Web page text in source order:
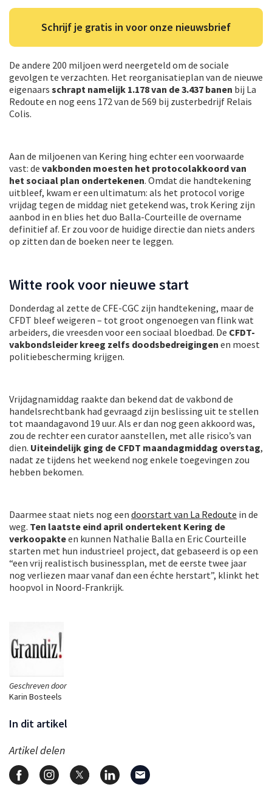
Geschreven door
Karin Bosteels
In dit artikel
Artikel delen
Schrijf je gratis in voor onze nieuwsbrief
De andere 200 miljoen werd neergeteld om de sociale
gevolgen te verzachten. Het reorganisatieplan van de nieuwe
eigenaars schrapt namelijk 1.178 van de 3.437 banen bij La
Redoute en nog eens 172 van de 569 bij zusterbedrijf Relais
Colis.
Aan de miljoenen van Kering hing echter een voorwaarde
vast: de vakbonden moesten het protocolakkoord van
het sociaal plan ondertekenen. Omdat die handtekening
uitbleef, kwam er een ultimatum: als het protocol vorige
vrijdag tegen de middag niet getekend was, trok Kering zijn
aanbod in en blies het duo Balla-Courteille de overname
definitief af. Er zou voor de huidige directie dan niets anders
op zitten dan de boeken neer te leggen.
Witte rook voor nieuwe start
Donderdag al zette de CFE-CGC zijn handtekening, maar de
CFDT bleef weigeren – tot groot ongenoegen van flink wat
arbeiders, die vreesden voor een sociaal bloedbad. De CFDT-
vakbondsleider kreeg zelfs doodsbedreigingen en moest
politiebescherming krijgen.
Vrijdagnamiddag raakte dan bekend dat de vakbond de
handelsrechtbank had gevraagd zijn beslissing uit te stellen
tot maandagavond 19 uur. Als er dan nog geen akkoord was,
zou de rechter een curator aanstellen, met alle risico’s van
dien. Uiteindelijk ging de CFDT maandagmiddag overstag,
nadat ze tijdens het weekend nog enkele toegevingen zou
hebben bekomen.
Daarmee staat niets nog een doorstart van La Redoute in de
weg. Ten laatste eind april ondertekent Kering de
verkoopakteen kunnen Nathalie Balla en Eric Courteille
starten met hun industrieel project, dat gebaseerd is op een
“een vrij realistisch businessplan, met de eerste twee jaar
nog verliezen maar vanaf dan een échte herstart”, klinkt het
hoopvol in Noord-Frankrijk.